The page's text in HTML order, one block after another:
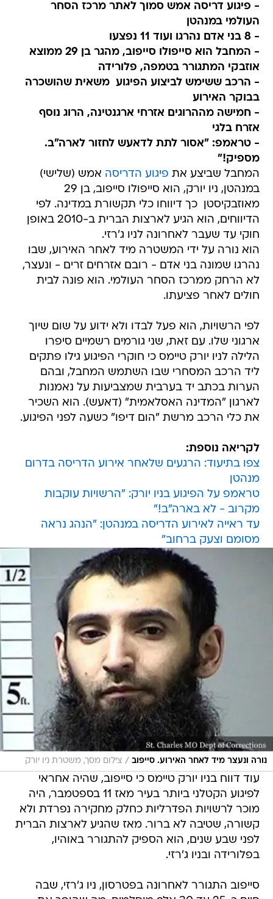
- פיגוע דריסה אמש סמוך לאתר מרכז הסחר
העולמי במנהטן
- 8 בני אדם נהרגו ועוד 11 נפצעו
- המחבל הוא סייפולו סייפוב, מהגר בן 29 ממוצא
אוזבקי המתגורר בטמפה, פלורידה
- הרכב ששימש לביצוע הפיגוע  משאית שהושכרה
בבוקר האירוע
- חמישה מההרוגים אזרחי ארגנטינה, הרוג נוסף
אזרח בלגי
- טראמפ: "אסור לתת לדאעש לחזור לארה"ב.
מספיק!"
המחבל שביצע את פיגוע הדריסה אמש (שלישי)
במנהטן, ניו יורק, הוא סייפולו סייפוב, בן 29
מאוזבקיסטן  כך דיווחו כלי תקשורת במדינה. לפי
הדיווחים, הוא הגיע לארצות הברית ב-2010 באופן
חוקי עד שעבר לאחרונה לניו ג'רזי.
הוא נורה על ידי המשטרה מיד לאחר האירוע, שבו
נהרגו שמונה בני אדם - רובם אזרחים זרים - ונעצר,
לא הרחק ממרכז הסחר העולמי. הוא פונה לבית
חולים לאחר פציעתו.
לפי הרשויות, הוא פעל לבדו ולא ידוע על שום שיוך
ארגוני שלו. עם זאת, שני גורמים רשמיים סיפרו
הלילה לניו יורק טיימס כי חוקרי הפיגוע גילו פתקים
ליד הרכב המסחרי שבו השתמש המחבל, ובהם
הערות בכתב יד בערבית שמצביעות על נאמנות
לארגון "המדינה האסלאמית" (דאעש). הוא השכיר
את כלי הרכב מרשת "הום דיפו" כשעה לפני הפיגוע.
לקריאה נוספת:
צפו בתיעוד: הרגעים שלאחר אירוע הדריסה בדרום
מנהטן
טראמפ על הפיגוע בניו יורק: "הרשויות עוקבות
מקרוב - לא בארה"ב!"
עד ראייה לאירוע הדריסה במנהטן: "הנהג נראה
מסומם וצעק ברחוב"
נורה ונעצר מיד לאחר האירוע. סייפוב / צילום מסך, משטרת ניו יורק
עוד דווח בניו יורק טיימס כי סייפוב, שהיה אחראי
לפיגוע הקטלני ביותר בעיר מאז 11 בספטמבר, היה
מוכר לרשויות הפדרליות כחלק מחקירה נפרדת ולא
קשורה, שטיבה לא ברור. מאז שהגיע לארצות הברית
לפני שבע שנים, הוא הספיק להתגורר באוהיו,
בפלורידה ובניו ג'רזי.
סייפוב התגורר לאחרונה בפטרסון, ניו ג'רזי, שבה